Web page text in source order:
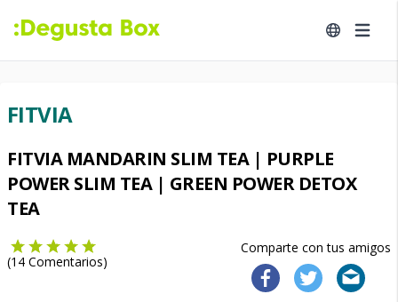
FITVIA
FITVIA MANDARIN SLIM TEA | PURPLE
POWER SLIM TEA | GREEN POWER DETOX
TEA
Comparte con tus amigos
(14 Comentarios)